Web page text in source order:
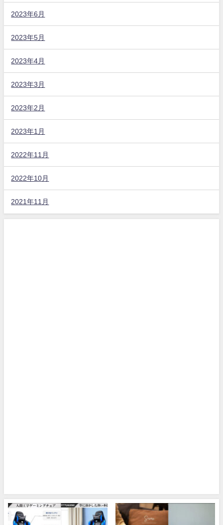
2023年6月
2023年5月
2023年4月
2023年3月
2023年2月
2023年1月
2022年11月
2022年10月
2021年11月